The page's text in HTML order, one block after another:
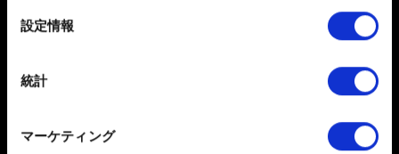
詳細セクション
で個人データの処理方法と設定を行って
ください。「Cookie宣言」からいつでも同意を変更また
だくために必要なものです。その他のCookieは、ウェブ
サイトの品質向上のために、オプションとして技術的お
設定情報
統計
マーケティング
チップ：Apple M3 Max
プリセット：レイトレーシング: 中
解像度：1800x1125または1920x1080（MetalFX DRSを